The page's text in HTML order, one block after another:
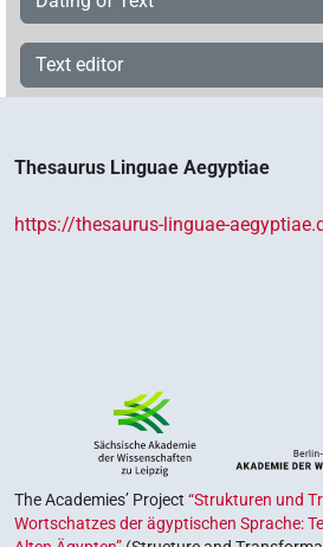
Text editor
Thesaurus Linguae Aegyptiae
https://thesaurus-linguae-
The Academies’ Project “Strukturen und
Wortschatzes der ägyptischen Sprache: